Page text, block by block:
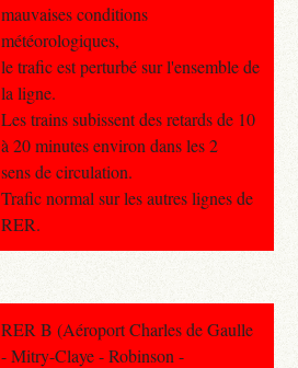
mauvaises conditions
météorologiques,
le trafic est perturbé sur l'ensemble de
la ligne.
Les trains subissent des retards de 10
à 20 minutes environ dans les 2
sens de circulation.
Trafic normal sur les autres lignes de
RER.
RER B (Aéroport Charles de Gaulle
- Mitry-Claye - Robinson -